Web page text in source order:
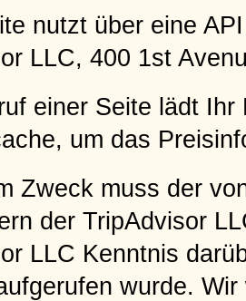
nutzt über eine
LLC, 400 1st
einer Seite lädt
um das
Zweck muss der
der TripAdvisor
LLC Kenntnis
wurde.